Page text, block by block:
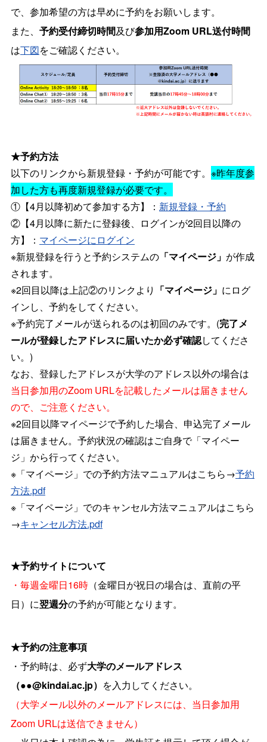
で、参加希望の方は早めに予約をお願いします。
また、 予約受付締切時間及び参加用Zoom URL送付時間
は下図をご確認ください。
★予約方法
以下のリンクから新規登録・予約が可能です。 ※昨年度参
加した方も再度新規登録が必要です。
①【4月以降初めて参加する方】： 新規登録・予約
②【4月以降に新たに登録後、ログインが2回目以降の
方】： マイページにログイン
※新規登録を行うと予約システムの 「マイページ」 が作成
されます。
※2回目以降は上記②のリンクより 「マイページ」 にログ
インし、予約をしてください。
※予約完了メールが送られるのは初回のみです。(完了メ
ールが登録したアドレスに届いたか必ず確認してくださ
い。)
なお、登録したアドレスが大学のアドレス以外の場合は
当日参加用のZoom URLを記載したメールは届きません
ので、ご注意ください。
※2回目以降マイページで予約した場合、申込完了メール
は届きません。予約状況の確認はご自身で「マイペー
ジ」から行ってください。
※「マイページ」での予約方法マニュアルはこちら→予約
方法.pdf
※「マイページ」でのキャンセル方法マニュアルはこちら
→キャンセル方法.pdf
★予約サイトについて
・毎週金曜日16時 （金曜日が祝日の場合は、直前の平
日）に翌週分の予約が可能となります。
★予約の注意事項
・予約時は、必ず大学のメールアドレス
（●●@kindai.ac.jp） を入力してください。
（大学メール以外のメールアドレスには、当日参加用
Zoom URLは送信できません）